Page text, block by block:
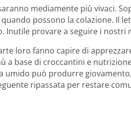
mediamente più vivaci.
possono la colazione. Il
Inutile provare a seguire i nostri
loro fanno capire di
a base di croccantini e
umido può produrre
ripassata per restare